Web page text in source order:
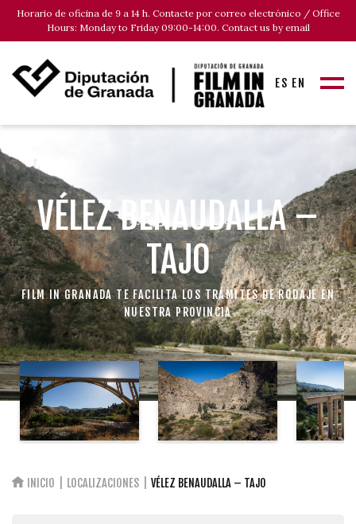
Horario de oficina de 9 a 14 h. Contacte por correo electrónico / Office
Hours: Monday to Friday 09:00-14:00. Contact us by email
ES EN
VÉLEZ BENAUDALLA –
TAJO
FILM IN GRANADA TE FACILITA LOS TRÁMITES DE RODAJE EN
NUESTRA PROVINCIA
INICIO LOCALIZACIONES VÉLEZ BENAUDALLA – TAJO